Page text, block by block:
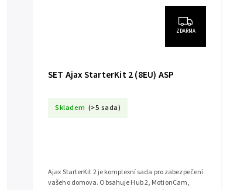
ZDARMA
SET Ajax StarterKit 2 (8EU) ASP
Skladem (>5 sada)
Ajax StarterKit 2 je komplexní sada pro zabezpečení
vašeho domova. Obsahuje Hub 2, MotionCam,